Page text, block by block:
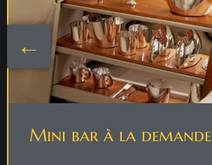
Mini bar à la demande